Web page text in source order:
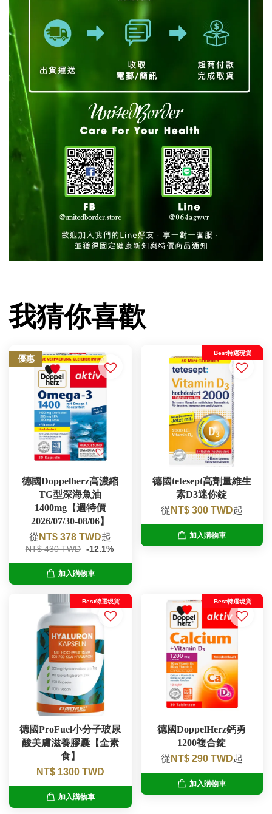
我猜你喜歡
優惠
德國Doppelherz高濃縮
TG型深海魚油
1400mg【週特價
2026/07/30-08/06】
從 NT$ 378 TWD起
NT$ 430 TWD -12.1%
加入購物車
Best特選現貨
德國tetesept高劑量維生
素D3迷你錠
從 NT$ 300 TWD起
加入購物車
Best特選現貨
德國ProFuel小分子玻尿
酸美膚滋養膠囊【全素
食】
NT$ 1300 TWD
加入購物車
Best特選現貨
德國DoppelHerz鈣勇
1200複合錠
從 NT$ 290 TWD起
加入購物車